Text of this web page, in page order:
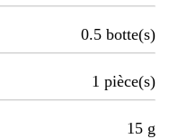
0.5 botte(s)
1 pièce(s)
15 g